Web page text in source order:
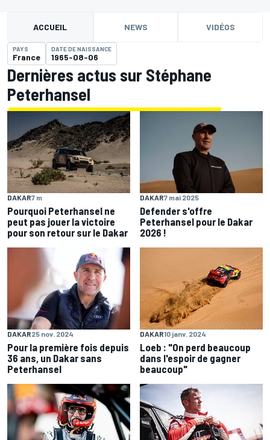
ACCUEIL NEWS VIDÉOS
PAYS
France
DATE DE NAISSANCE
1965-08-06
Dernières actus sur Stéphane
Peterhansel
DAKAR7 m
Pourquoi Peterhansel ne
peut pas jouer la victoire
pour son retour sur le Dakar
DAKAR7 mai 2025
Defender s'offre
Peterhansel pour le Dakar
2026 !
DAKAR25 nov. 2024
Pour la première fois depuis
36 ans, un Dakar sans
Peterhansel
DAKAR10 janv. 2024
Loeb : "On perd beaucoup
dans l'espoir de gagner
beaucoup"